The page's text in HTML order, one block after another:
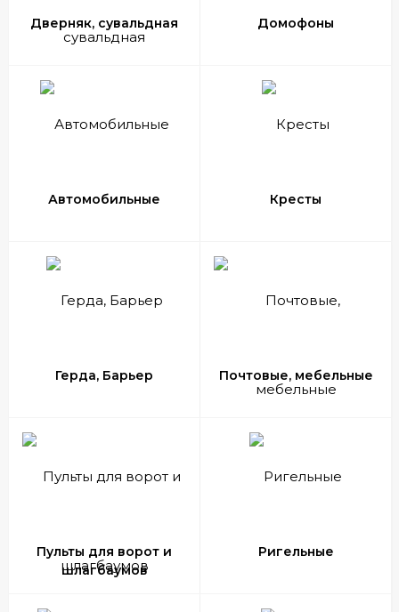
Дверняк, сувальдная Домофоны
Автомобильные Кресты
Герда, Барьер Почтовые, мебельные
Пульты для ворот и
шлагбаумов
Ригельные